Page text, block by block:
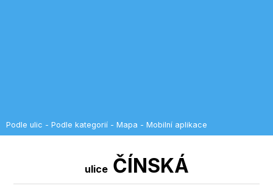
Podle ulic - Podle kategorií - Mapa - Mobilní aplikace
uliceČÍNSKÁ